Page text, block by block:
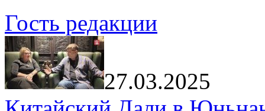
Гость редакции
27.03.2025